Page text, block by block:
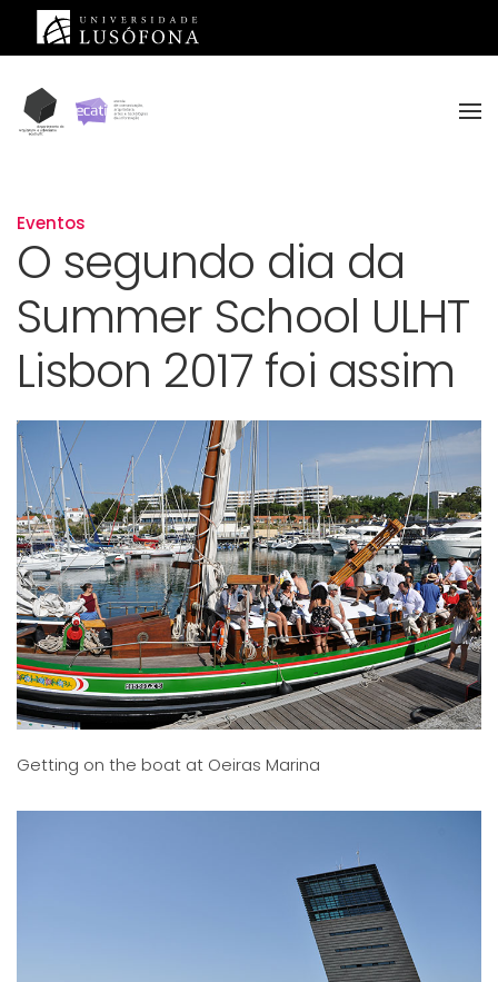
Saltar para o conteúdo principal
Eventos
O segundo dia da
Summer School ULHT
Lisbon 2017 foi assim
Getting on the boat at Oeiras Marina